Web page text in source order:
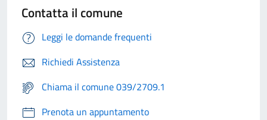
Contatta il comune
Leggi le domande frequenti
Richiedi Assistenza
Chiama il comune 039/2709.1
Prenota un appuntamento